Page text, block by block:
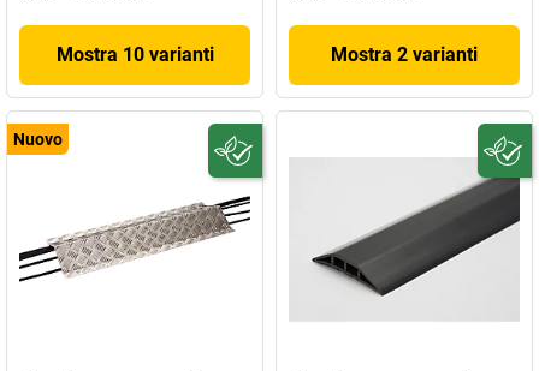
Mostra 10 varianti Mostra 2 varianti
Nuovo